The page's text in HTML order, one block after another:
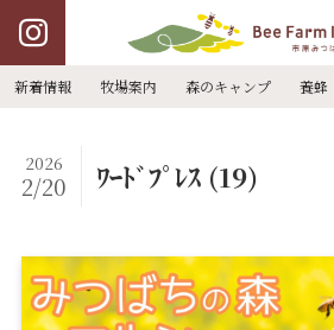
新着情報 牧場案内 森のキャンプ 養蜂
ﾜｰﾄﾞﾌﾟﾚｽ (19)
2026
2/20